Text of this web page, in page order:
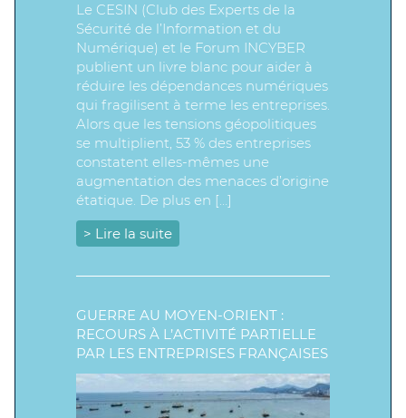
Le CESIN (Club des Experts de la
Sécurité de l’Information et du
Numérique) et le Forum INCYBER
publient un livre blanc pour aider à
réduire les dépendances numériques
qui fragilisent à terme les entreprises.
Alors que les tensions géopolitiques
se multiplient, 53 % des entreprises
constatent elles-mêmes une
augmentation des menaces d’origine
étatique. De plus en […]
> Lire la suite
GUERRE AU MOYEN-ORIENT :
RECOURS À L’ACTIVITÉ PARTIELLE
PAR LES ENTREPRISES FRANÇAISES